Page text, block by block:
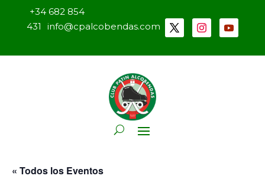
+34 682 854
431
info@cpalcobendas.com
« Todos los Eventos